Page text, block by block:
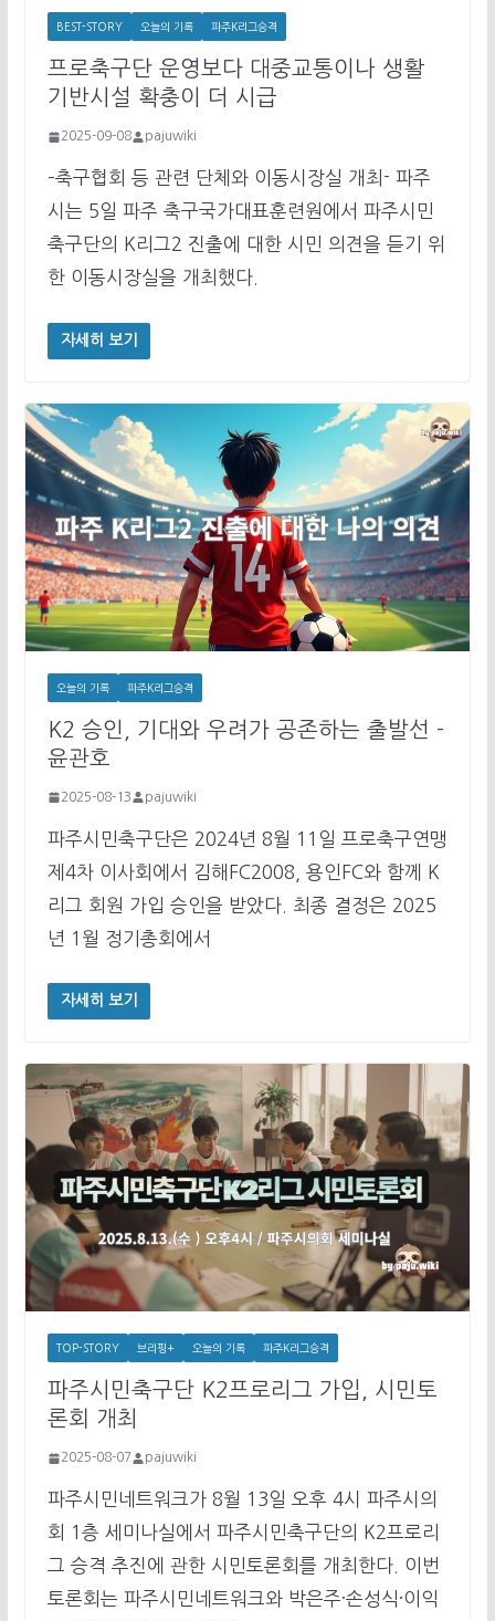
BEST-STORY 오늘의 기록 파주K리그승격
프로축구단 운영보다 대중교통이나 생활
기반시설 확충이 더 시급
2025-09-08 pajuwiki
–축구협회 등 관련 단체와 이동시장실 개최- 파주
시는 5일 파주 축구국가대표훈련원에서 파주시민
축구단의 K리그2 진출에 대한 시민 의견을 듣기 위
한 이동시장실을 개최했다.
자세히 보기
오늘의 기록 파주K리그승격
K2 승인, 기대와 우려가 공존하는 출발선 -
윤관호
2025-08-13 pajuwiki
파주시민축구단은 2024년 8월 11일 프로축구연맹
제4차 이사회에서 김해FC2008, 용인FC와 함께 K
리그 회원 가입 승인을 받았다. 최종 결정은 2025
년 1월 정기총회에서
자세히 보기
TOP-STORY 브리핑+ 오늘의 기록 파주K리그승격
파주시민축구단 K2프로리그 가입, 시민토
론회 개최
2025-08-07 pajuwiki
파주시민네트워크가 8월 13일 오후 4시 파주시의
회 1층 세미나실에서 파주시민축구단의 K2프로리
그 승격 추진에 관한 시민토론회를 개최한다. 이번
토론회는 파주시민네트워크와 박은주·손성식·이익